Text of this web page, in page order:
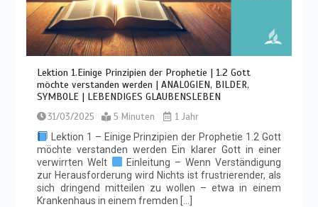
Lektion 1.Einige Prinzipien der Prophetie | 1.2 Gott
möchte verstanden werden | ANALOGIEN, BILDER,
SYMBOLE | LEBENDIGES GLAUBENSLEBEN
31/03/2025 5 Minuten
1 Jahr
Lektion 1 – Einige Prinzipien der Prophetie 1.2 Gott
möchte verstanden werden Ein klarer Gott in einer
verwirrten Welt
Einleitung – Wenn Verständigung
zur Herausforderung wird Nichts ist frustrierender, als
sich dringend mitteilen zu wollen – etwa in einem
Krankenhaus in einem fremden […]